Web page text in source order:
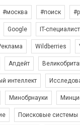
#москва #поиск
Google IT-
Wildberries
Апдейт
интеллект
Минобрнауки
Поисковые системы